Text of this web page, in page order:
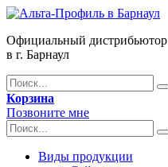
Официальный дистрибьютор
в г. Барнаул
Корзина
Позвоните мне
Виды продукции